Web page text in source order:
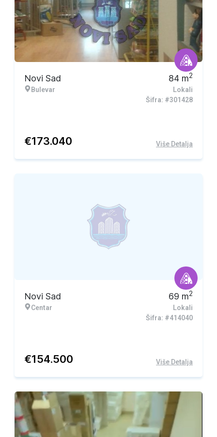
Novi Sad
Bulevar
84 m2
Lokali
Šifra: #301428
€173.040 Više Detalja
Novi Sad
Centar
69 m2
Lokali
Šifra: #414040
€154.500 Više Detalja